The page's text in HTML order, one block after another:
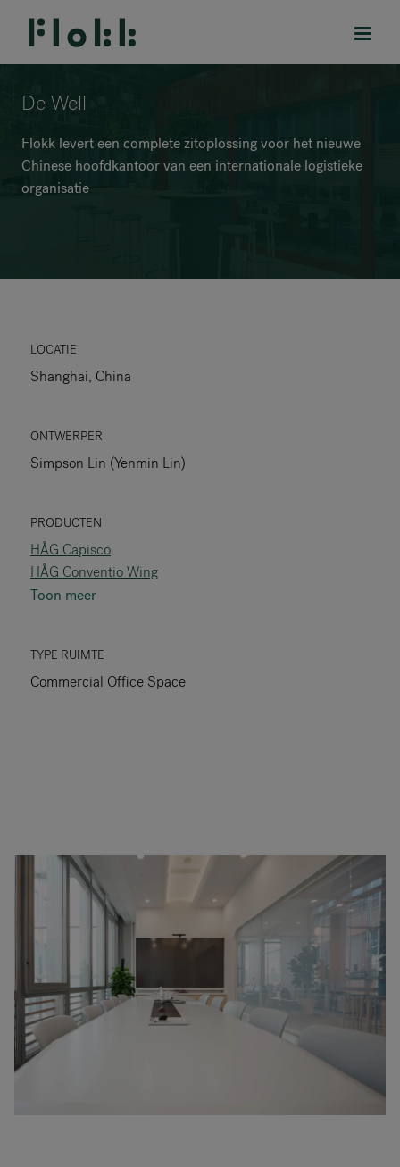
PRODUCTEN
Duurzaamheid
De Well
Flokk levert een complete zitoplossing voor het nieuwe
Chinese hoofdkantoor van een internationale logistieke
organisatie
LOCATIE
Shanghai, China
ONTWERPER
Simpson Lin (Yenmin Lin)
PRODUCTEN
HÅG Capisco
HÅG Conventio Wing
Toon meer
TYPE RUIMTE
Commercial Office Space